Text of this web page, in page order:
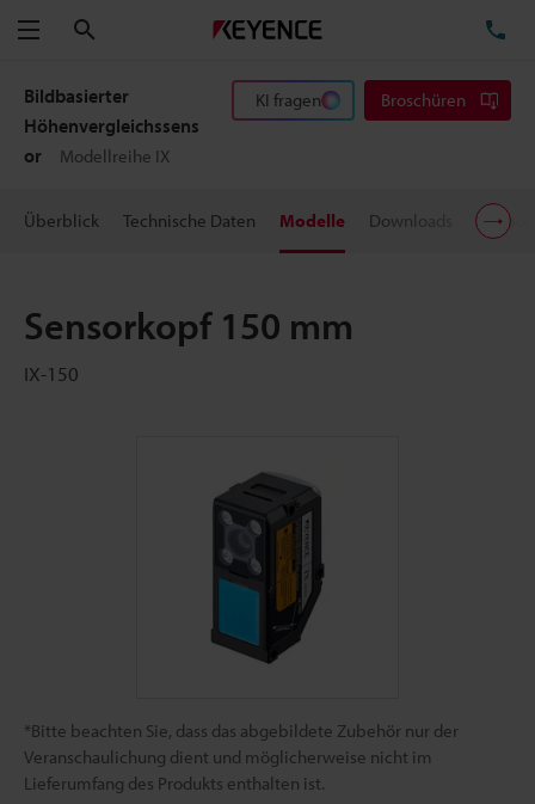
Menü
Bildbasierter
Höhenvergleichssens
or
Modellreihe IX
KI fragen Broschüren
Überblick Technische Daten Modelle Downloads
Sensorkopf 150 mm
IX-150
*Bitte beachten Sie, dass das abgebildete Zubehör nur der
Veranschaulichung dient und möglicherweise nicht im
Lieferumfang des Produkts enthalten ist.